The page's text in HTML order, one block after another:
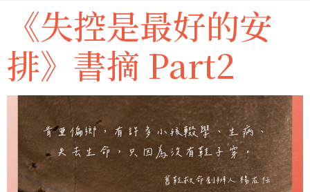
《失控是最好的安
排》書摘 Part2